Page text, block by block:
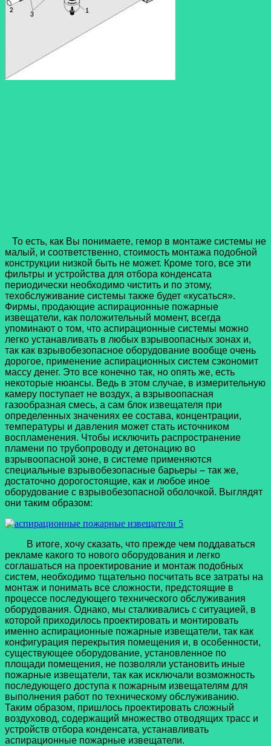
То есть, как Вы понимаете, гемор в монтаже системы не
малый, и соответственно, стоимость монтажа подобной
конструкции низкой быть не может. Кроме того, все эти
фильтры и устройства для отбора конденсата
периодически необходимо чистить и по этому,
техобслуживание системы также будет «кусаться».
Фирмы, продающие аспирационные пожарные
извещатели, как положительный момент, всегда
упоминают о том, что аспирационные системы можно
легко устанавливать в любых взрывоопасных зонах и,
так как взрывобезопасное оборудование вообще очень
дорогое, применение аспирационных систем сэкономит
массу денег. Это все конечно так, но опять же, есть
некоторые нюансы. Ведь в этом случае, в измерительную
камеру поступает не воздух, а взрывоопасная
газообразная смесь, а сам блок извещателя при
определенных значениях ее состава, концентрации,
температуры и давления может стать источником
воспламенения. Чтобы исключить распространение
пламени по трубопроводу и детонацию во
взрывоопасной зоне, в системе применяются
специальные взрывобезопасные барьеры – так же,
достаточно дорогостоящие, как и любое иное
оборудование с взрывобезопасной оболочкой. Выглядят
они таким образом:
В итоге, хочу сказать, что прежде чем поддаваться
рекламе какого то нового оборудования и легко
соглашаться на проектирование и монтаж подобных
систем, необходимо тщательно посчитать все затраты на
монтаж и понимать все сложности, предстоящие в
процессе последующего технического обслуживания
оборудования. Однако, мы сталкивались с ситуацией, в
которой приходилось проектировать и монтировать
именно аспирационные пожарные извещатели, так как
конфигурация перекрытия помещения и, в особенности,
существующее оборудование, установленное по
площади помещения, не позволяли установить иные
пожарные извещатели, так как исключали возможность
последующего доступа к пожарным извещателям для
выполнения работ по техническому обслуживанию.
Таким образом, пришлось проектировать сложный
воздуховод, содержащий множество отводящих трасс и
устройств отбора конденсата, устанавливать
аспирационные пожарные извещатели.